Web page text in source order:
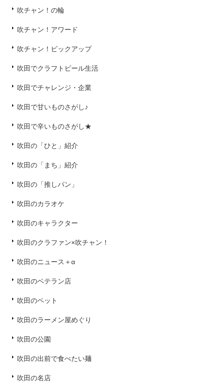
吹チャン！の輪
吹チャン！アワード
吹チャン！ピックアップ
吹田でクラフトビール生活
吹田でチャレンジ・企業
吹田で甘いものさがし♪
吹田で辛いものさがし★
吹田の「ひと」紹介
吹田の「まち」紹介
吹田の「推しパン」
吹田のカラオケ
吹田のキャラクター
吹田のクラファン×吹チャン！
吹田のニュース＋α
吹田のベテラン店
吹田のペット
吹田のラーメン屋めぐり
吹田の公園
吹田の出前で食べたい麺
吹田の名店